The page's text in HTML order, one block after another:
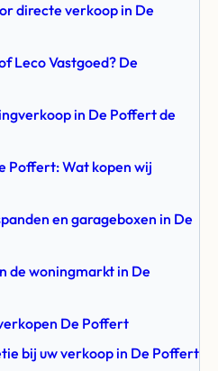
directe verkoop in De
Leco Vastgoed? De
in De Poffert de
Poffert: Wat kopen wij
en garageboxen in De
de woningmarkt in De
De Poffert
bij uw verkoop in De Poffert